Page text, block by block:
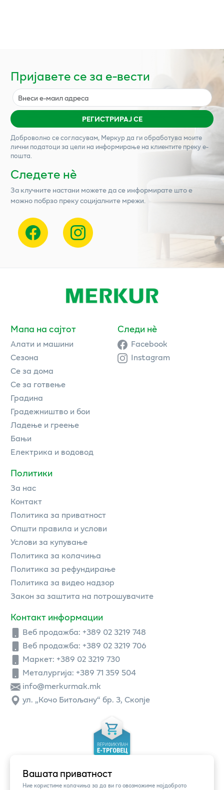
Вашата приватност
Ние користиме колачиња за да ви го овозможиме најдоброто
Пријавете се за е-вести
РЕГИСТРИРАЈ СЕ
Доброволно се согласувам, Меркурда ги обработува моите
лични податоци за цели на информирање на клиентите преку е-
пошта.
Следете нѐ
За клучните настани можете да се информирате што е
можно побрзо преку социјалните мрежи.
Мапа на сајтот
Алати и машини
Сезона
Се за дома
Се за готвење
Градина
Градежништво и бои
Ладење и греење
Бањи
Електрика и водовод
Политики
За нас
Контакт
Политика за приватност
Општи правила и услови
Услови за купување
Политика за колачиња
Политика за рефундирање
Политика за видео надзор
Закон за заштита на потрошувачите
Контакт информации
Веб продажба: +389 02 3219 748
Веб продажба: +389 02 3219 706
Маркет: +389 02 3219 730
Металургија: +389 71 359 504
info@merkurmak.mk
ул. „Кочо Битољану“ бр. 3, Скопје
Следи нè
Facebook
Instagram